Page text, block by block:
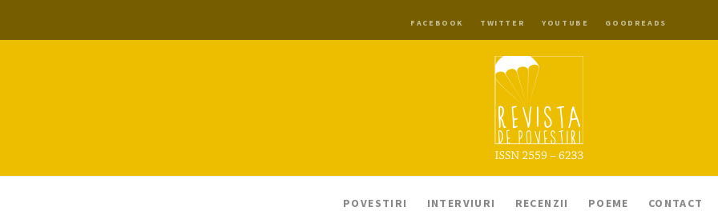
FACEBOOK TWITTER YOUTUBE GOODREADS
POVESTIRI INTERVIURI RECENZII POEME CONTACT